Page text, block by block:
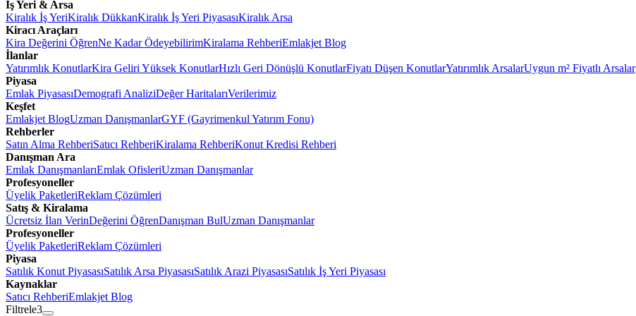
İş Yeri & Arsa
Kiralık İş YeriKiralık DükkanKiralık İş Yeri PiyasasıKiralık Arsa
Kiracı Araçları
Kira Değerini ÖğrenNe Kadar ÖdeyebilirimKiralama RehberiEmlakjet Blog
İlanlar
Yatırımlık KonutlarKira Geliri Yüksek KonutlarHızlı Geri Dönüşlü KonutlarFiyatı Düşen KonutlarYatırımlık ArsalarUygun m² Fiyatlı Arsalar
Piyasa
Emlak PiyasasıDemografi AnaliziDeğer HaritalarıVerilerimiz
Keşfet
Emlakjet BlogUzman DanışmanlarGYF (Gayrimenkul Yatırım Fonu)
Rehberler
Satın Alma RehberiSatıcı RehberiKiralama RehberiKonut Kredisi Rehberi
Danışman Ara
Emlak DanışmanlarıEmlak OfisleriUzman Danışmanlar
Profesyoneller
Üyelik PaketleriReklam Çözümleri
Satış & Kiralama
Ücretsiz İlan VerinDeğerini ÖğrenDanışman BulUzman Danışmanlar
Profesyoneller
Üyelik PaketleriReklam Çözümleri
Piyasa
Satılık Konut PiyasasıSatılık Arsa PiyasasıSatılık Arazi PiyasasıSatılık İş Yeri Piyasası
Kaynaklar
Satıcı RehberiEmlakjet Blog
Filtrele3